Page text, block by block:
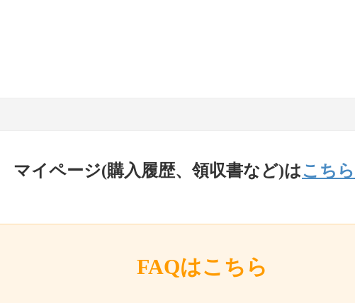
マイページ(購入履歴、領収書など)はこちら
FAQはこちら